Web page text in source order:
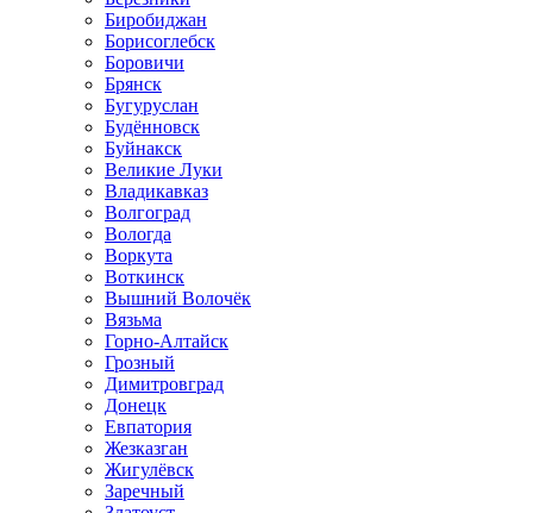
Биробиджан
Борисоглебск
Боровичи
Брянск
Бугуруслан
Будённовск
Буйнакск
Великие Луки
Владикавказ
Волгоград
Вологда
Воркута
Воткинск
Вышний Волочёк
Вязьма
Горно-Алтайск
Грозный
Димитровград
Донецк
Евпатория
Жезказган
Жигулёвск
Заречный